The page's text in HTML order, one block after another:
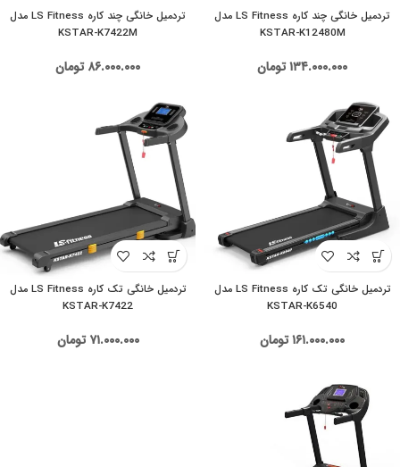
تردمیل خانگی چند کاره LS Fitness مدل
KSTAR-K12480M
۱۳۴.۰۰۰.۰۰۰تومان
تردمیل خانگی چند کاره LS Fitness مدل
KSTAR-K7422M
۸۶.۰۰۰.۰۰۰ تومان
تردمیل خانگی تک کاره LS Fitness مدل
KSTAR-K6540
۱۶۱.۰۰۰.۰۰۰تومان
تردمیل خانگی تک کاره LS Fitness مدل
KSTAR-K7422
۷۱.۰۰۰.۰۰۰ تومان